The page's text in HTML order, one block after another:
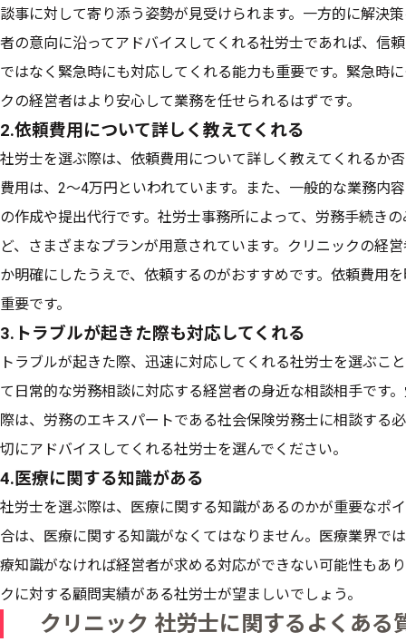
談事に対して寄り添う姿勢が見受けられます。一方的に解決
者の意向に沿ってアドバイスしてくれる社労士であれば、信
ではなく緊急時にも対応してくれる能力も重要です。緊急時
クの経営者はより安心して業務を任せられるはずです。
2.依頼費用について詳しく教えてくれる
社労士を選ぶ際は、依頼費用について詳しく教えてくれるか
費用は、2〜4万円といわれています。また、一般的な業務内
の作成や提出代行です。社労士事務所によって、労務手続き
ど、さまざまなプランが用意されています。クリニックの経
か明確にしたうえで、依頼するのがおすすめです。依頼費用
重要です。
3.トラブルが起きた際も対応してくれる
トラブルが起きた際、迅速に対応してくれる社労士を選ぶこ
て日常的な労務相談に対応する経営者の身近な相談相手です
際は、労務のエキスパートである社会保険労務士に相談する
切にアドバイスしてくれる社労士を選んでください。
4.医療に関する知識がある
社労士を選ぶ際は、医療に関する知識があるのかが重要なポ
合は、医療に関する知識がなくてはなりません。医療業界で
療知識がなければ経営者が求める対応ができない可能性もあ
クに対する顧問実績がある社労士が望ましいでしょう。
クリニック 社労士に関するよくある